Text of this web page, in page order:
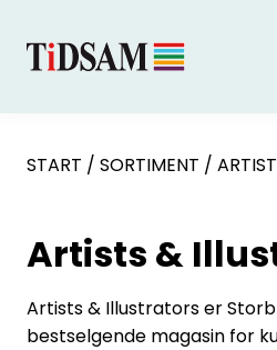
START / SORTIMENT /
Artists &
Artists & Illustrators er
bestselgende magasin for